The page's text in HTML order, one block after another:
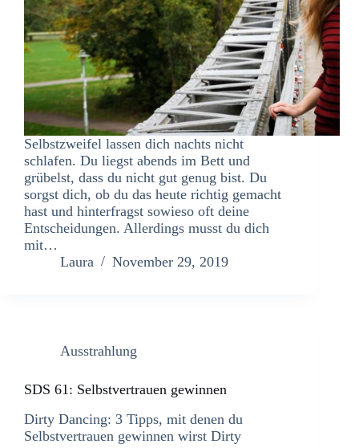
Selbstzweifel lassen dich nachts nicht
schlafen. Du liegst abends im Bett und
grübelst, dass du nicht gut genug bist. Du
sorgst dich, ob du das heute richtig gemacht
hast und hinterfragst sowieso oft deine
Entscheidungen. Allerdings musst du dich
mit…
Laura
November 29, 2019
Ausstrahlung
SDS 61: Selbstvertrauen gewinnen
Dirty Dancing: 3 Tipps, mit denen du
Selbstvertrauen gewinnen wirst Dirty